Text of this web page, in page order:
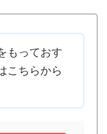
もっておす
こちらから